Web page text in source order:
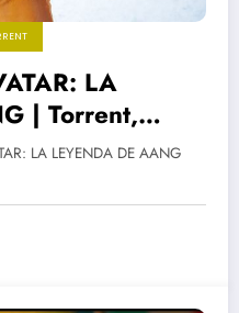
LA
| Torrent,
LA LEYENDA DE AANG